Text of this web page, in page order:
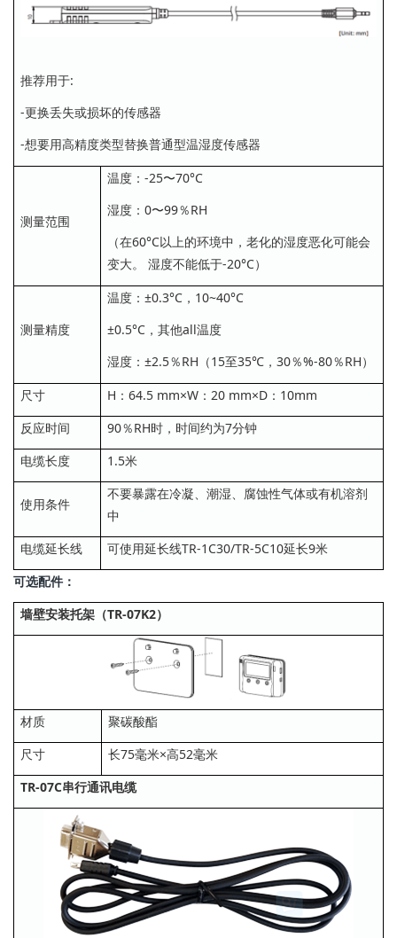
推荐用于:
-更换丢失或损坏的传感器
-想要用高精度类型替换普通型温湿度传感器
测量范围
温度：-25〜70°C
湿度：0〜99％RH
（在60°C以上的环境中，老化的湿度恶化可能会
变大。 湿度不能低于-20°C）
测量精度
温度：±0.3°C，10~40°C
±0.5°C，其他all温度
湿度：±2.5％RH（15至35℃，30％%-80％RH）
尺寸
H：64.5 mm×W：20 mm×D：10mm
反应时间
90％RH时，时间约为7分钟
电缆长度
1.5米
使用条件
不要暴露在冷凝、潮湿、腐蚀性气体或有机溶剂
中
电缆延长线
可使用延长线TR-1C30/TR-5C10延长9米
可选配件：
墙壁安装托架（TR-07K2）
材质
聚碳酸酯
尺寸
长75毫米×高52毫米
TR-07C串行通讯电缆